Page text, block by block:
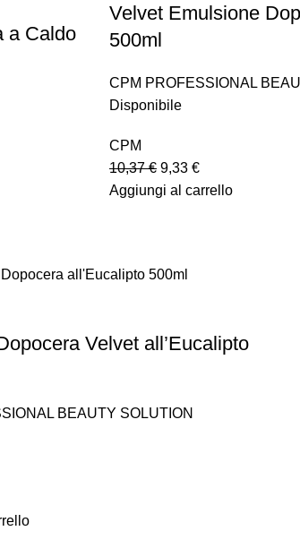
a Caldo
Velvet Emulsione
500ml
CPM PROFESSIONAL
Disponibile
CPM
10,37€ 9,33 €
Aggiungi al carrello
Velvet all’Eucalipto
BEAUTY SOLUTION